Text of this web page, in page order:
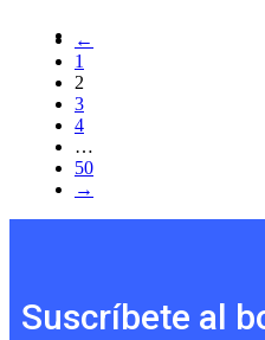
←
1
2
3
4
…
50
→
Suscríbete al